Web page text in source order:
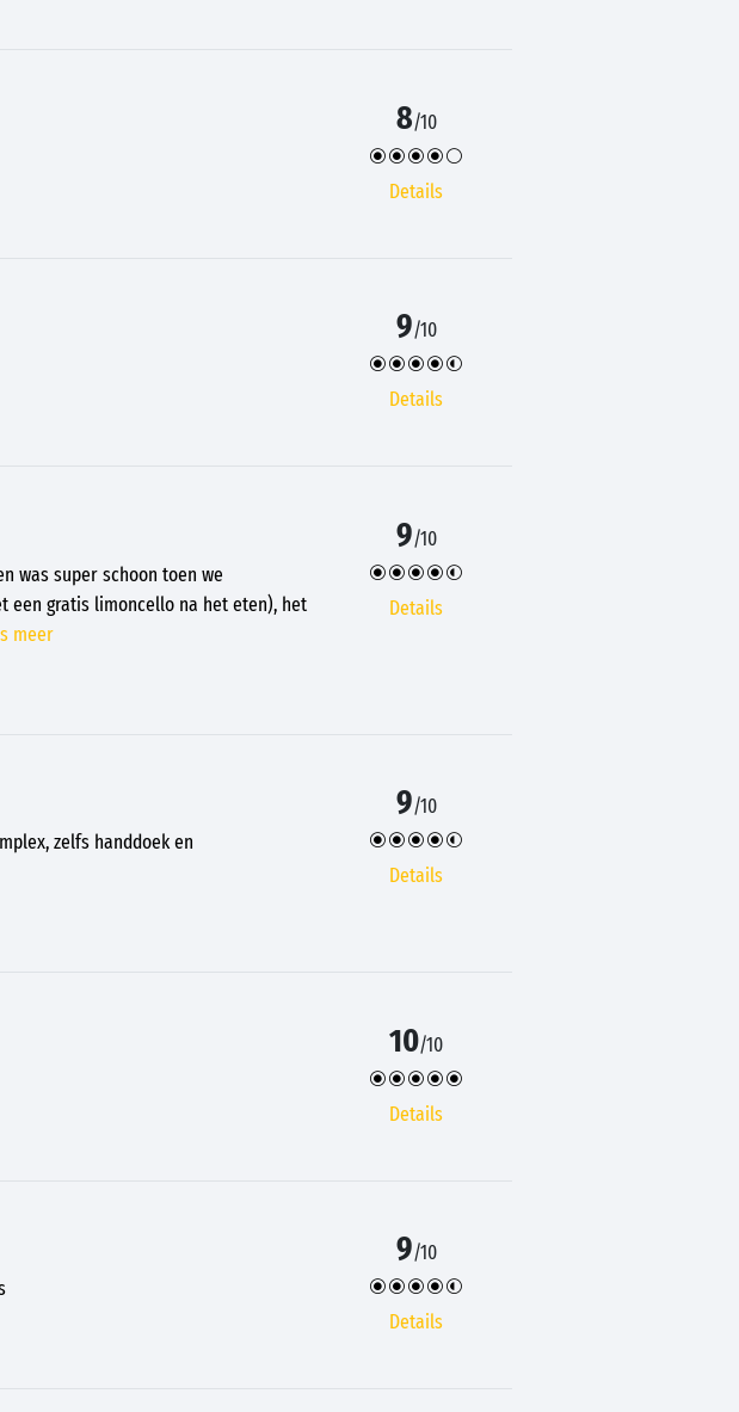
8/10
Details
9/10
Details
was super schoon toen we
een gratis limoncello na het eten), het
meer
9/10
Details
zelfs handdoek en
9/10
Details
10/10
Details
9/10
Details